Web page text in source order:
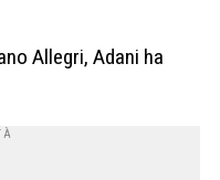
Allegri, Adani ha